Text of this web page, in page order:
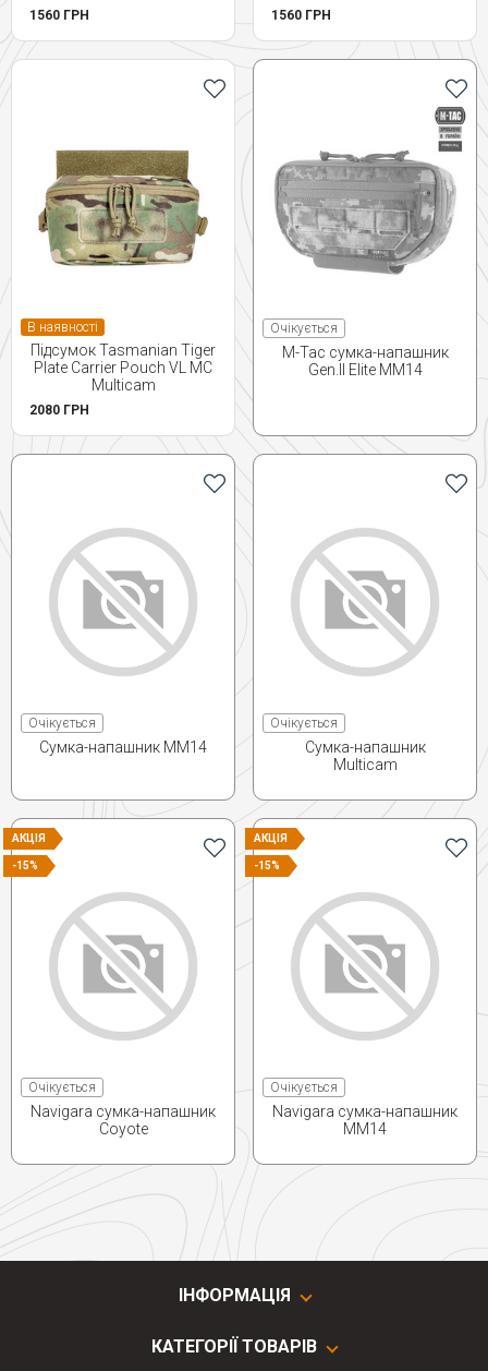
1560 ГРН 1560 ГРН
В наявності
Підсумок Tasmanian Tiger
Plate Carrier Pouch VL MC
Multicam
2080 ГРН
Очікується
M-Tac сумка-напашник
Gen.II Elite MM14
Очікується
Сумка-напашник ММ14
Очікується
Сумка-напашник
Мulticam
АКЦІЯ
-15%
Очікується
Navigara сумка-напашник
Coyote
АКЦІЯ
-15%
Очікується
Navigara сумка-напашник
ММ14
ІНФОРМАЦІЯ
КАТЕГОРІЇ ТОВАРІВ